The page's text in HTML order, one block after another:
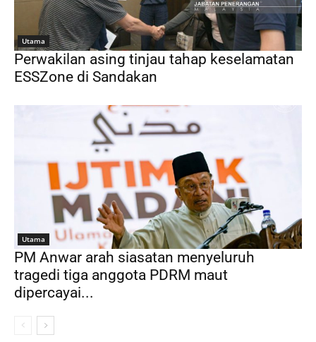
Utama
Perwakilan asing tinjau tahap keselamatan
ESSZone di Sandakan
Utama
PM Anwar arah siasatan menyeluruh
tragedi tiga anggota PDRM maut
dipercayai...